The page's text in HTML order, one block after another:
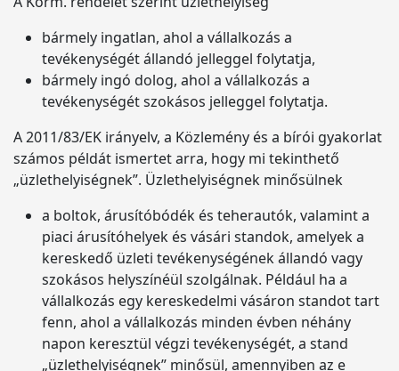
bármely ingatlan, ahol a vállalkozás a
tevékenységét állandó jelleggel folytatja,
bármely ingó dolog, ahol a vállalkozás a
tevékenységét szokásos jelleggel folytatja.
A 2011/83/EK irányelv, a Közlemény és a bírói gyakorlat
számos példát ismertet arra, hogy mi tekinthető
„üzlethelyiségnek”. Üzlethelyiségnek minősülnek
a boltok, árusítóbódék és teherautók, valamint a
piaci árusítóhelyek és vásári standok, amelyek a
kereskedő üzleti tevékenységének állandó vagy
szokásos helyszínéül szolgálnak. Például ha a
vállalkozás egy kereskedelmi vásáron standot tart
fenn, ahol a vállalkozás minden évben néhány
napon keresztül végzi tevékenységét, a stand
„üzlethelyiségnek” minősül, amennyiben az e